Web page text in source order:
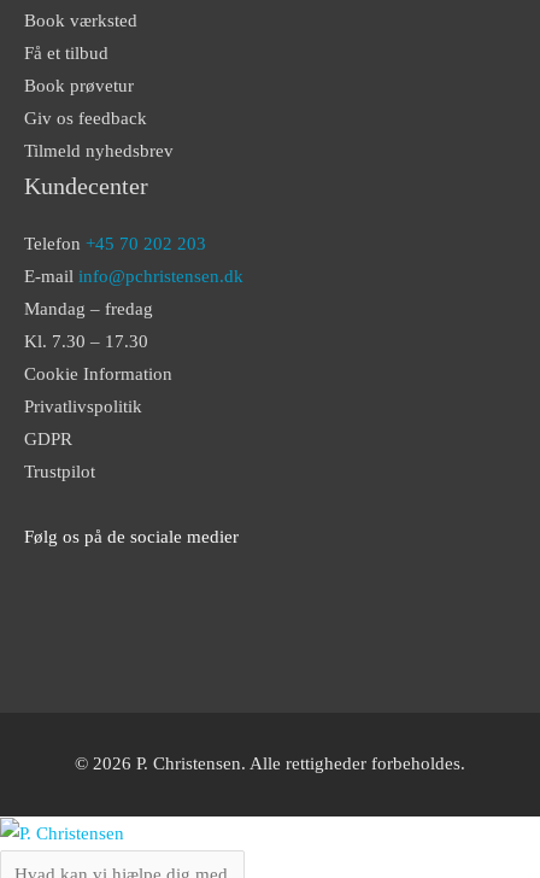
Book værksted
Få et tilbud
Book prøvetur
Giv os feedback
Tilmeld nyhedsbrev
Kundecenter
Telefon +45 70 202 203
E-mail info@pchristensen.dk
Mandag – fredag
Kl. 7.30 – 17.30
Cookie Information
Privatlivspolitik
GDPR
Trustpilot
Følg os på de sociale medier
© 2026 P. Christensen. Alle rettigheder forbeholdes.